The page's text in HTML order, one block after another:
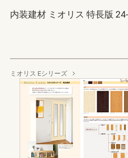
内装建材 ミオリス 特長版
ミオリス Eシリーズ